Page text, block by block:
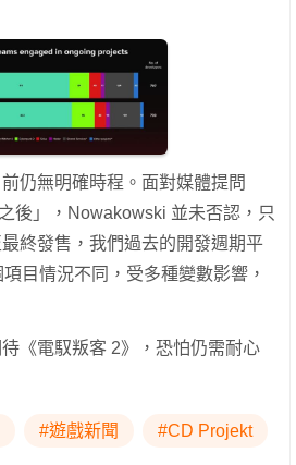
仍無明確時程。面對媒體提問
後」，Nowakowski 並未否認，只
終發售，我們過去的開發週期平
目情況不同，受多種變數影響，
《電馭叛客 2》，恐怕仍需耐心
#遊戲新聞 #CD Projekt